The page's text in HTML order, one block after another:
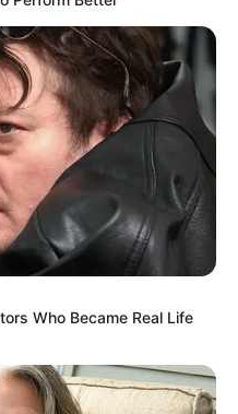
Mélanie
après leur voyage de
Who Became Real Life